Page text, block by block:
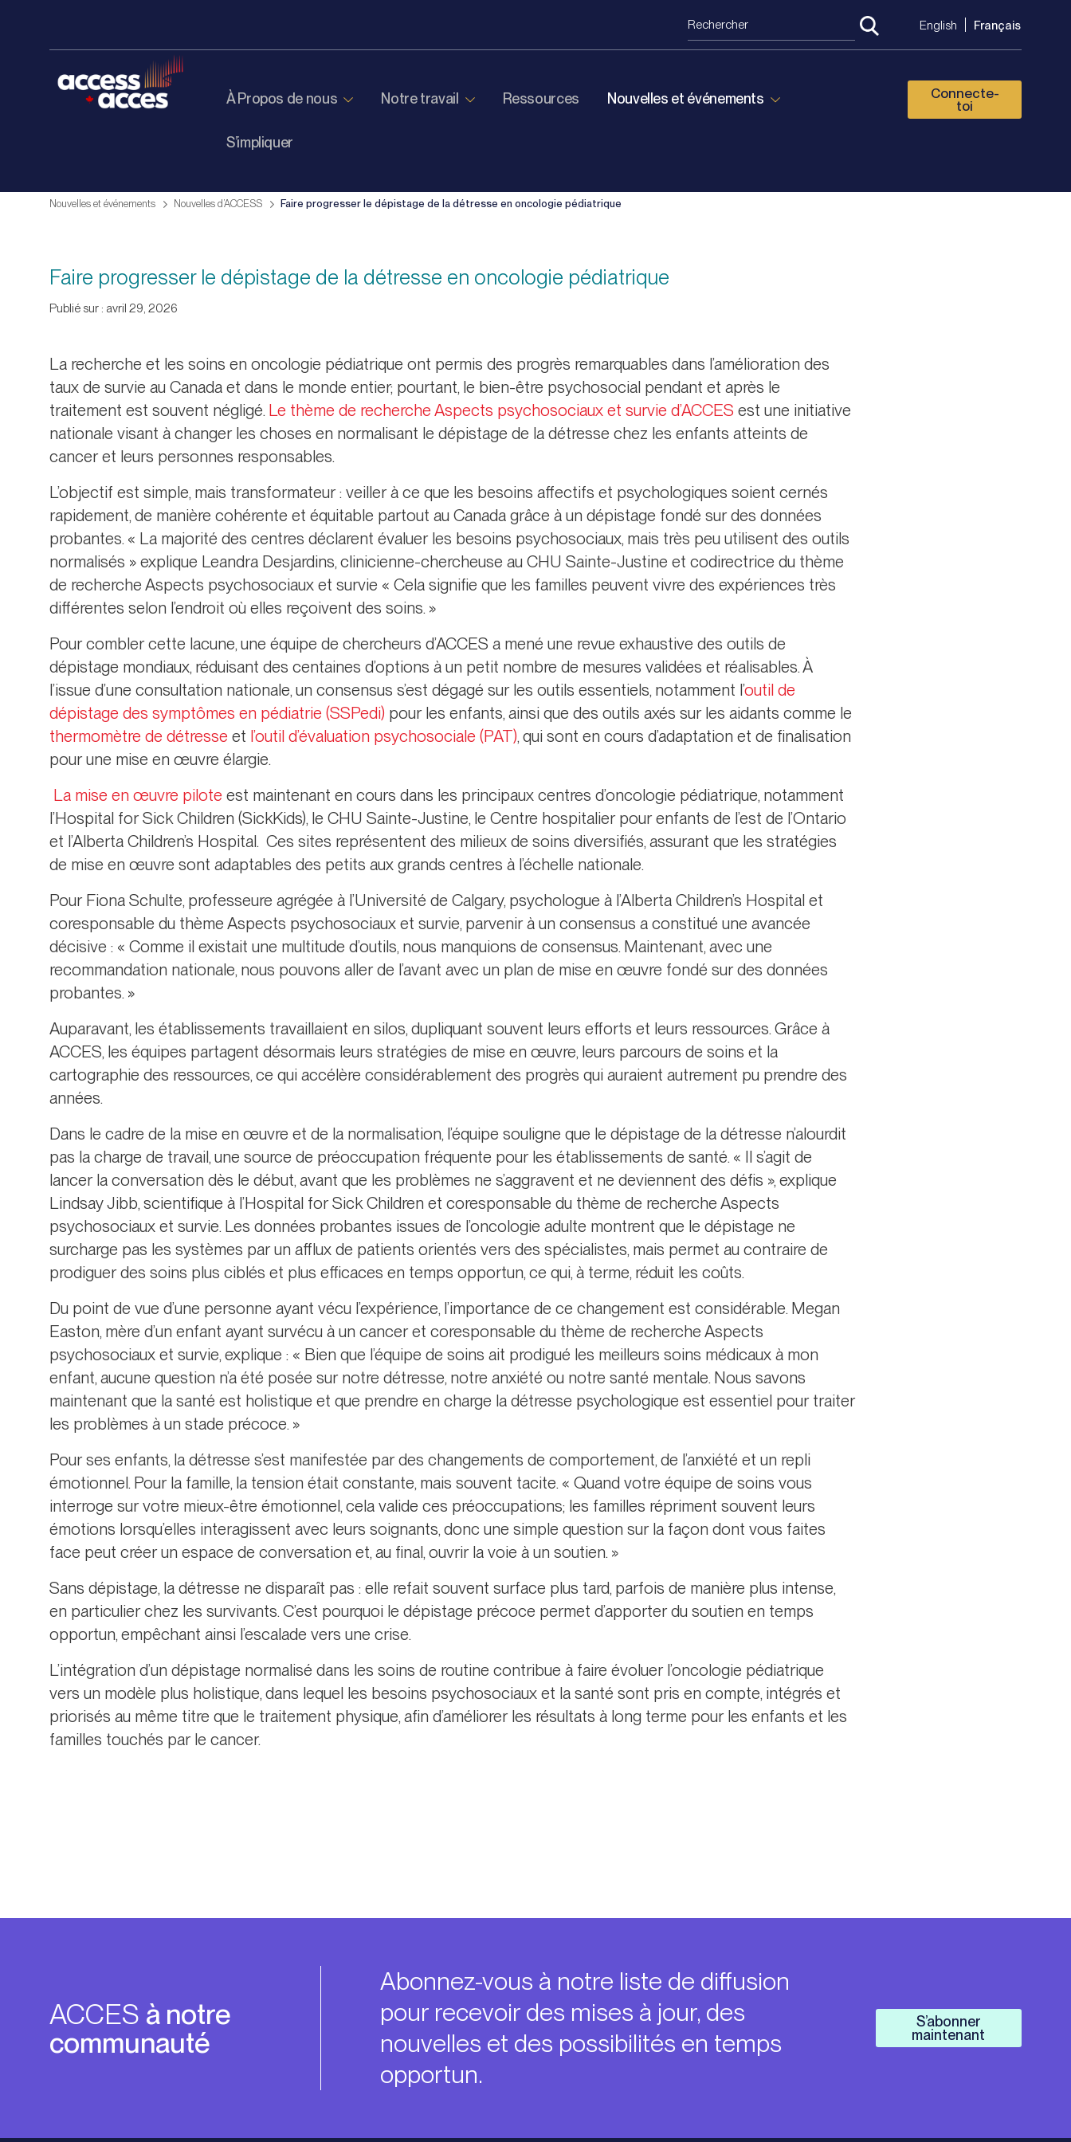
English Français
À Propos de nous Notre travail Ressources Nouvelles et événements
S’impliquer
Connecte-
toi
Nouvelles et événements Nouvelles d’ACCESS Faire progresser le dépistage de la détresse en oncologie pédiatrique
Faire progresser le dépistage de la détresse en oncologie pédiatrique
Publié sur : avril 29, 2026
La recherche et les soins en oncologie pédiatrique ont permis des progrès remarquables dans l’amélioration des
taux de survie au Canada et dans le monde entier; pourtant, le bien-être psychosocial pendant et après le
traitement est souvent négligé. Le thème de recherche Aspects psychosociaux et survie d’ACCES est une initiative
nationale visant à changer les choses en normalisant le dépistage de la détresse chez les enfants atteints de
cancer et leurs personnes responsables.
L’objectif est simple, mais transformateur : veiller à ce que les besoins affectifs et psychologiques soient cernés
rapidement, de manière cohérente et équitable partout au Canada grâce à un dépistage fondé sur des données
probantes. « La majorité des centres déclarent évaluer les besoins psychosociaux, mais très peu utilisent des outils
normalisés » explique Leandra Desjardins, clinicienne-chercheuse au CHU Sainte-Justine et codirectrice du thème
de recherche Aspects psychosociaux et survie « Cela signifie que les familles peuvent vivre des expériences très
différentes selon l’endroit où elles reçoivent des soins. »
Pour combler cette lacune, une équipe de chercheurs d’ACCES a mené une revue exhaustive des outils de
dépistage mondiaux, réduisant des centaines d’options à un petit nombre de mesures validées et réalisables. À
l’issue d’une consultation nationale, un consensus s’est dégagé sur les outils essentiels, notamment l’outil de
dépistage des symptômes en pédiatrie (SSPedi) pour les enfants, ainsi que des outils axés sur les aidants comme le
thermomètre de détresse et l’outil d’évaluation psychosociale (PAT), qui sont en cours d’adaptation et de finalisation
pour une mise en œuvre élargie.
La mise en œuvre pilote est maintenant en cours dans les principaux centres d’oncologie pédiatrique, notamment
l’Hospital for Sick Children (SickKids), le CHU Sainte-Justine, le Centre hospitalier pour enfants de l’est de l’Ontario
et l’Alberta Children’s Hospital. Ces sites représentent des milieux de soins diversifiés, assurant que les stratégies
de mise en œuvre sont adaptables des petits aux grands centres à l’échelle nationale.
Pour Fiona Schulte, professeure agrégée à l’Université de Calgary, psychologue à l’Alberta Children’s Hospital et
coresponsable du thème Aspects psychosociaux et survie, parvenir à un consensus a constitué une avancée
décisive : « Comme il existait une multitude d’outils, nous manquions de consensus. Maintenant, avec une
recommandation nationale, nous pouvons aller de l’avant avec un plan de mise en œuvre fondé sur des données
probantes. »
Auparavant, les établissements travaillaient en silos, dupliquant souvent leurs efforts et leurs ressources. Grâce à
ACCES, les équipes partagent désormais leurs stratégies de mise en œuvre, leurs parcours de soins et la
cartographie des ressources, ce qui accélère considérablement des progrès qui auraient autrement pu prendre des
années.
Dans le cadre de la mise en œuvre et de la normalisation, l’équipe souligne que le dépistage de la détresse n’alourdit
pas la charge de travail, une source de préoccupation fréquente pour les établissements de santé. « Il s’agit de
lancer la conversation dès le début, avant que les problèmes ne s’aggravent et ne deviennent des défis », explique
Lindsay Jibb, scientifique à l’Hospital for Sick Children et coresponsable du thème de recherche Aspects
psychosociaux et survie. Les données probantes issues de l’oncologie adulte montrent que le dépistage ne
surcharge pas les systèmes par un afflux de patients orientés vers des spécialistes, mais permet au contraire de
prodiguer des soins plus ciblés et plus efficaces en temps opportun, ce qui, à terme, réduit les coûts.
Du point de vue d’une personne ayant vécu l’expérience, l’importance de ce changement est considérable. Megan
Easton, mère d’un enfant ayant survécu à un cancer et coresponsable du thème de recherche Aspects
psychosociaux et survie, explique : « Bien que l’équipe de soins ait prodigué les meilleurs soins médicaux à mon
enfant, aucune question n’a été posée sur notre détresse, notre anxiété ou notre santé mentale. Nous savons
maintenant que la santé est holistique et que prendre en charge la détresse psychologique est essentiel pour traiter
les problèmes à un stade précoce. »
Pour ses enfants, la détresse s’est manifestée par des changements de comportement, de l’anxiété et un repli
émotionnel. Pour la famille, la tension était constante, mais souvent tacite. « Quand votre équipe de soins vous
interroge sur votre mieux-être émotionnel, cela valide ces préoccupations; les familles répriment souvent leurs
émotions lorsqu’elles interagissent avec leurs soignants, donc une simple question sur la façon dont vous faites
face peut créer un espace de conversation et, au final, ouvrir la voie à un soutien. »
Sans dépistage, la détresse ne disparaît pas : elle refait souvent surface plus tard, parfois de manière plus intense,
en particulier chez les survivants. C’est pourquoi le dépistage précoce permet d’apporter du soutien en temps
opportun, empêchant ainsi l’escalade vers une crise.
L’intégration d’un dépistage normalisé dans les soins de routine contribue à faire évoluer l’oncologie pédiatrique
vers un modèle plus holistique, dans lequel les besoins psychosociaux et la santé sont pris en compte, intégrés et
priorisés au même titre que le traitement physique, afin d’améliorer les résultats à long terme pour les enfants et les
familles touchés par le cancer.
ACCES à notre
communauté
Abonnez-vous à notre liste de diffusion
pour recevoir des mises à jour, des
nouvelles et des possibilités en temps
opportun.
S’abonner
maintenant